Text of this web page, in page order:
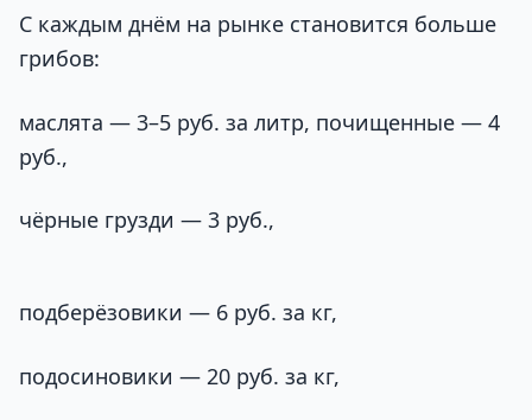
С каждым днём на рынке становится больше
грибов:
маслята — 3–5 руб. за литр, почищенные — 4
руб.,
чёрные грузди — 3 руб.,
подберёзовики — 6 руб. за кг,
подосиновики — 20 руб. за кг,